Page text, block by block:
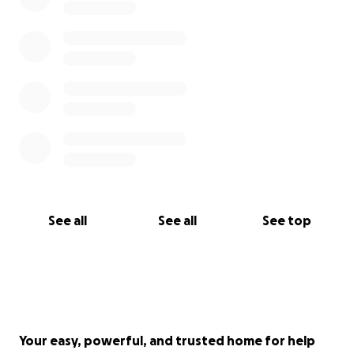
See all See all See top
at skabe opmærksom på TSW, som desværre fortsat
Your easy, powerful, and trusted home for help